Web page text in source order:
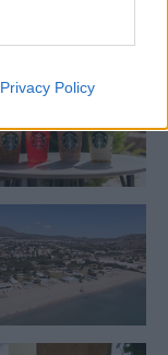
Privacy Policy